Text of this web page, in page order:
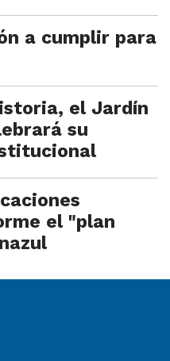
a cumplir para
el Jardín
su
el "plan